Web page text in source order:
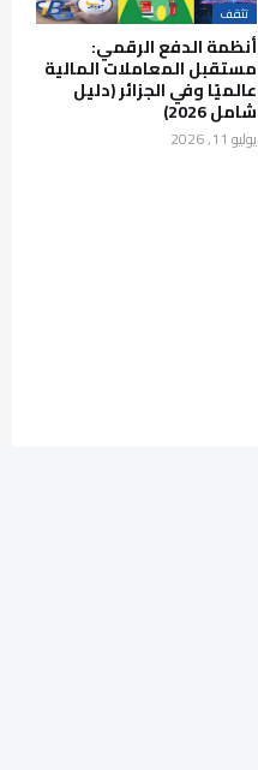
تثقف
أنظمة الدفع الرقمي:
مستقبل المعاملات المالية
عالميًا وفي الجزائر (دليل
شامل 2026)
يوليو 11, 2026